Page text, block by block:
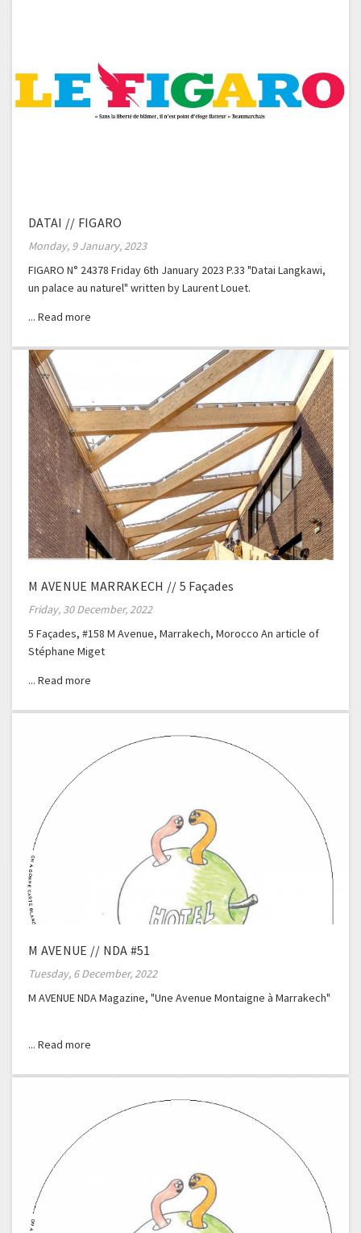
DATAI // FIGARO
Monday, 9 January, 2023
FIGARO N° 24378 Friday 6th January 2023 P.33 "Datai Langkawi,
un palace au naturel" written by Laurent Louet.
M AVENUE MARRAKECH // 5 Façades
Friday, 30 December, 2022
5 Façades, #158 M Avenue, Marrakech, Morocco An article of
Stéphane Miget
M AVENUE // NDA #51
Tuesday, 6 December, 2022
M AVENUE NDA Magazine, "Une Avenue Montaigne à Marrakech"